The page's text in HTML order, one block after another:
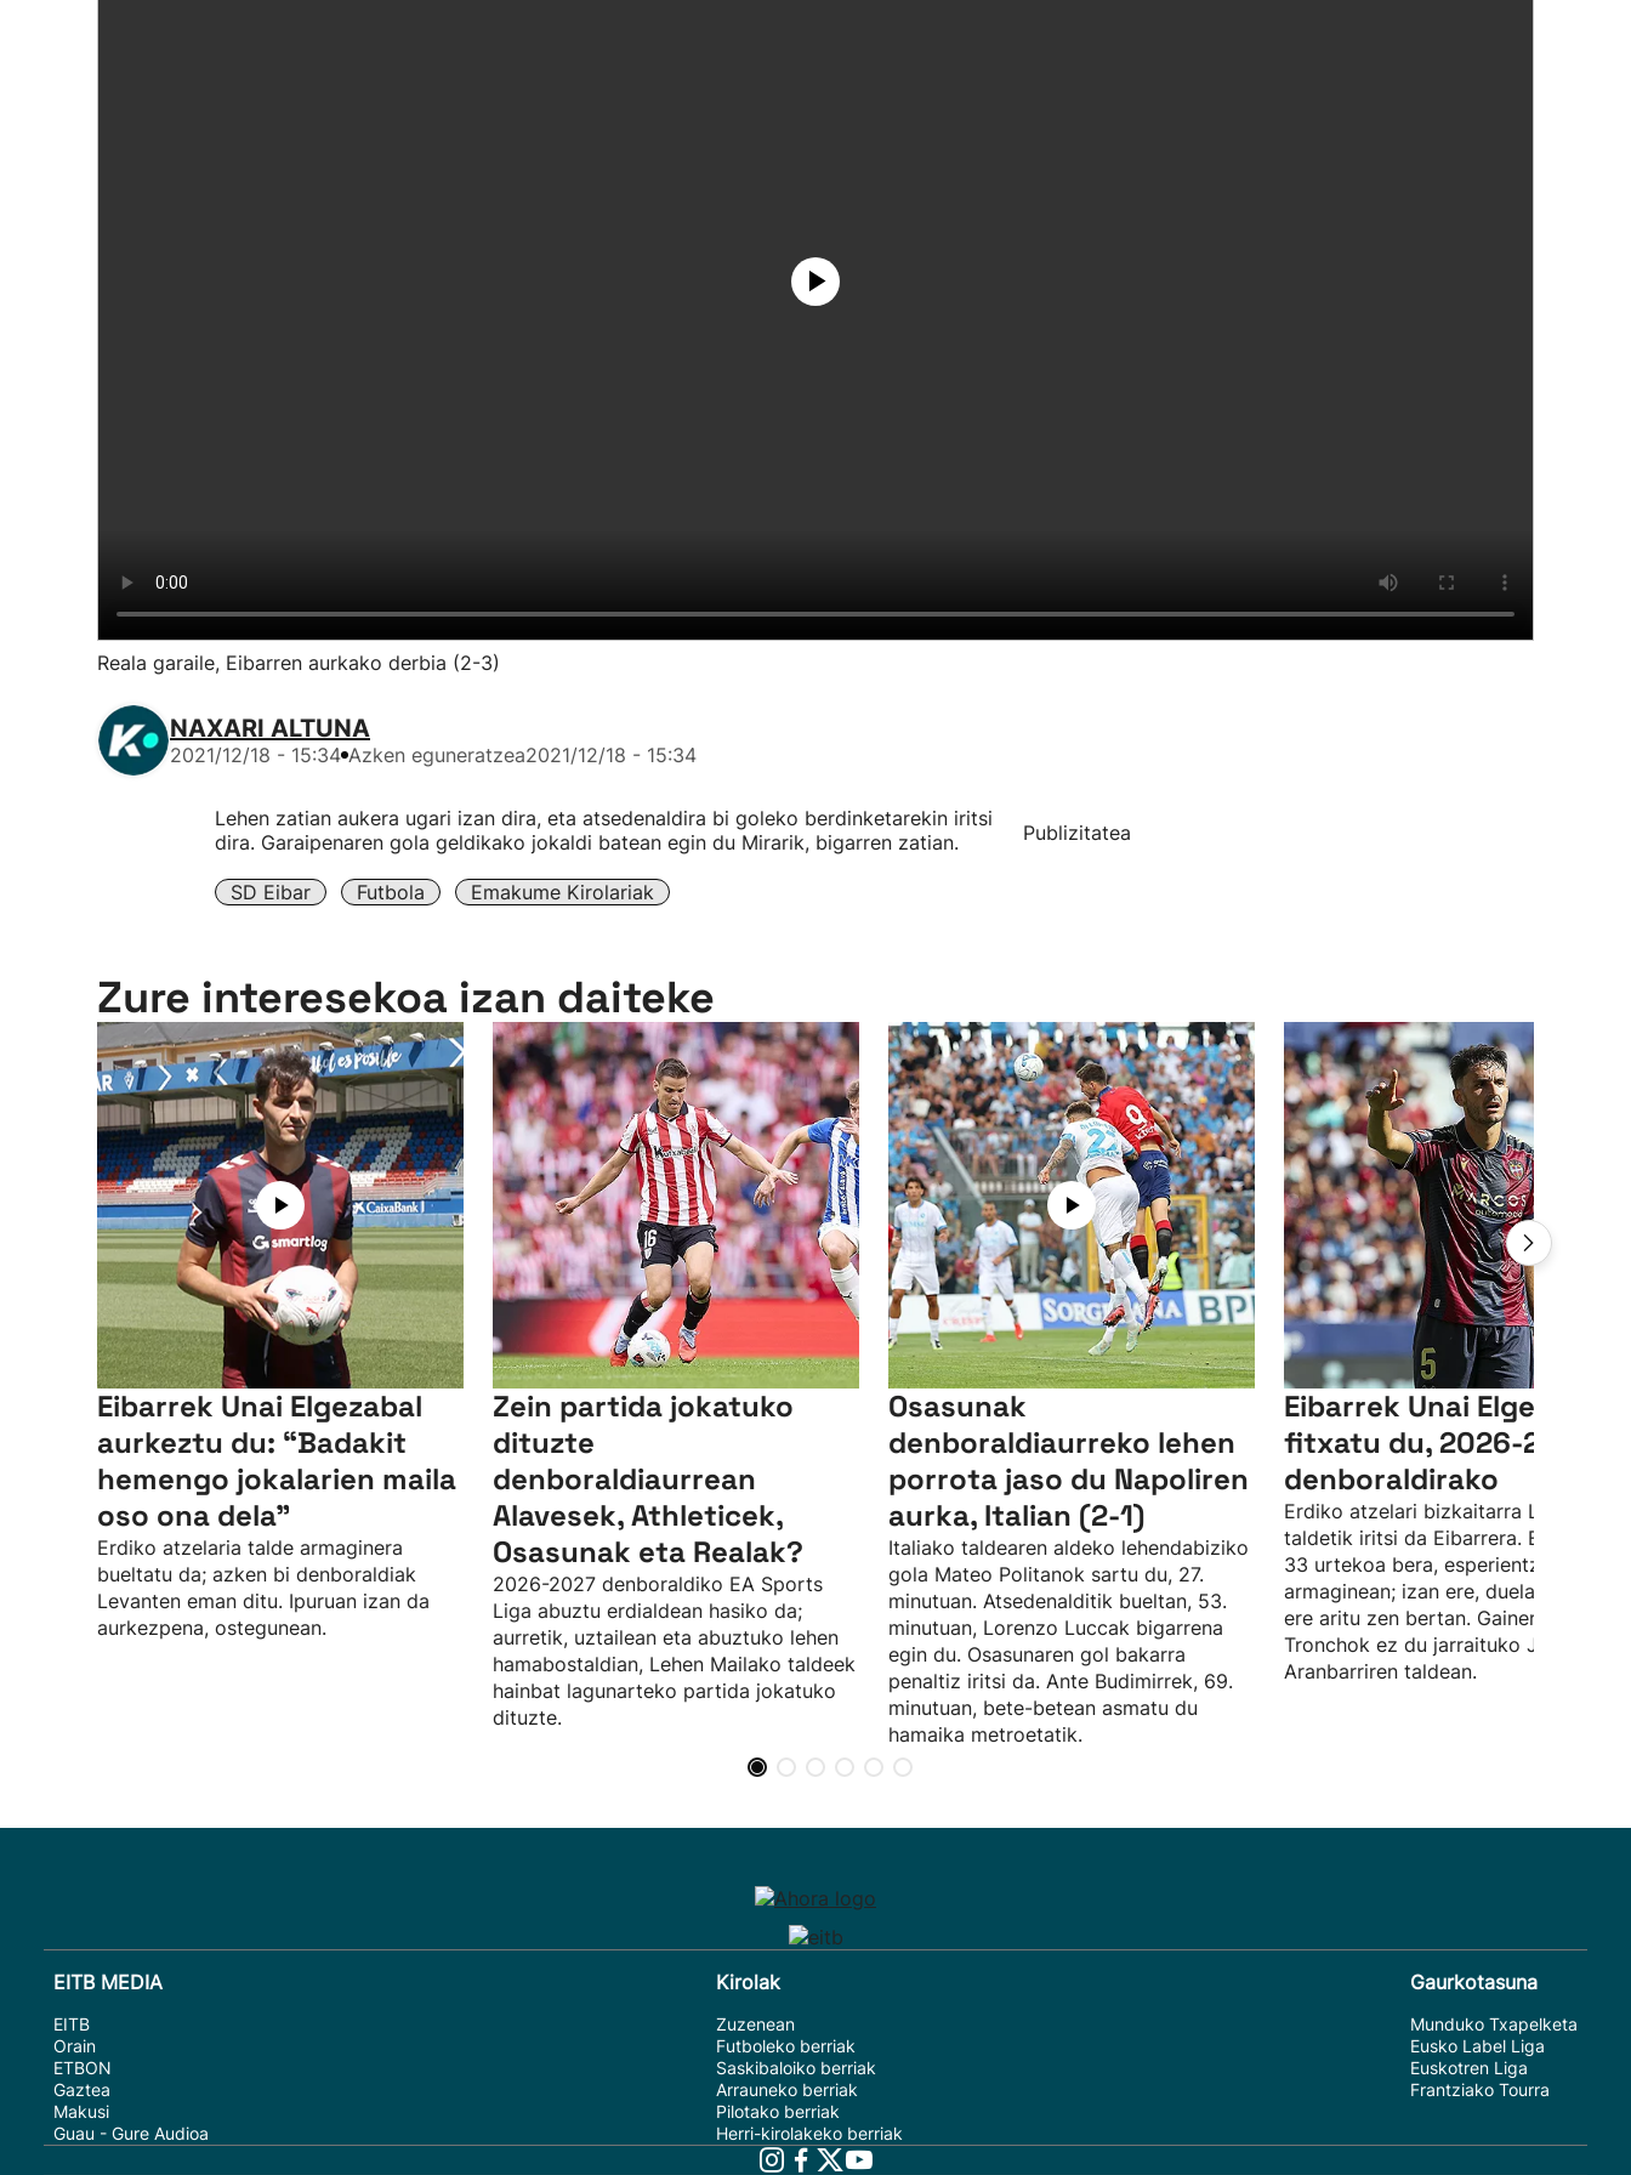
Reala garaile, Eibarren aurkako derbia (2-3)
NAXARI ALTUNA
2021/12/18 - 15:34 Azken eguneratzea2021/12/18 - 15:34
Lehen zatian aukera ugari izan dira, eta atsedenaldira bi goleko berdinketarekin iritsi
dira. Garaipenaren gola geldikako jokaldi batean egin du Mirarik, bigarren zatian.
SD Eibar Futbola Emakume Kirolariak
Publizitatea
Zure interesekoa izan daiteke
Eibarrek Unai Elgezabal
aurkeztu du: “Badakit
hemengo jokalarien maila
oso ona dela”
Erdiko atzelaria talde armaginera
bueltatu da; azken bi denboraldiak
Levanten eman ditu. Ipuruan izan da
aurkezpena, ostegunean.
Zein partida jokatuko
dituzte
denboraldiaurrean
Alavesek, Athleticek,
Osasunak eta Realak?
2026-2027 denboraldiko EA Sports
Liga abuztu erdialdean hasiko da;
aurretik, uztailean eta abuztuko lehen
hamabostaldian, Lehen Mailako taldeek
hainbat lagunarteko partida jokatuko
dituzte.
Osasunak
denboraldiaurreko lehen
porrota jaso du Napoliren
aurka, Italian (2-1)
Italiako taldearen aldeko lehendabiziko
gola Mateo Politanok sartu du, 27.
minutuan. Atsedenalditik bueltan, 53.
minutuan, Lorenzo Luccak bigarrena
egin du. Osasunaren gol bakarra
penaltiz iritsi da. Ante Budimirrek, 69.
minutuan, bete-betean asmatu du
hamaika metroetatik.
Eibarrek Unai Elgezabal
fitxatu du, 2026-2027
denboraldirako
Erdiko atzelari bizkaitarra Levante
taldetik iritsi da Eibarrera.
33 urtekoa bera, esperientzia du
armaginean; izan ere, duela hamar
ere aritu zen bertan. Gainera, Angel
Tronchok ez du jarraituko Jokin
Aranbarriren taldean.
EITB MEDIA
EITB
Orain
ETBON
Gaztea
Makusi
Guau - Gure Audioa
Kirolak
Zuzenean
Futboleko berriak
Saskibaloiko berriak
Arrauneko berriak
Pilotako berriak
Herri-kirolakeko berriak
Gaurkotasuna
Munduko Txapelketa
Eusko Label Liga
Euskotren Liga
Frantziako Tourra